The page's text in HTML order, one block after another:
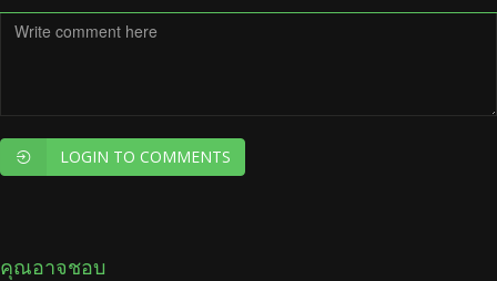
LOGIN TO COMMENTS
คุณอาจชอบ